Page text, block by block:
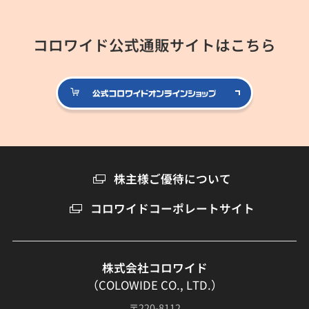
コロワイド公式通販サイトはこちら
公式コロ
株主様ご優待について
コロワイドコーポレートサイト
株式会社コロワイド
（COLOWIDE CO., LTD.）